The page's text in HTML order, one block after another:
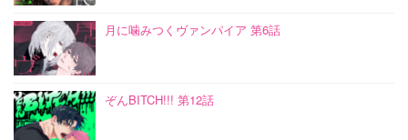
月に噛みつくヴァンパイア 第6話
ぞんBITCH!!! 第12話